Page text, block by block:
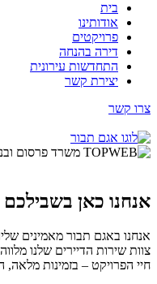
בית
אודותינו
פרויקטים
דירה בהנחה
התחדשות עירונית
יצירת קשר
צרו קשר
אנחנו כאן בשבילכם
אנחנו באגם תבור מאמינים
צוות שירות הדיירים שלנו
חיי הפרויקט – בזמינות